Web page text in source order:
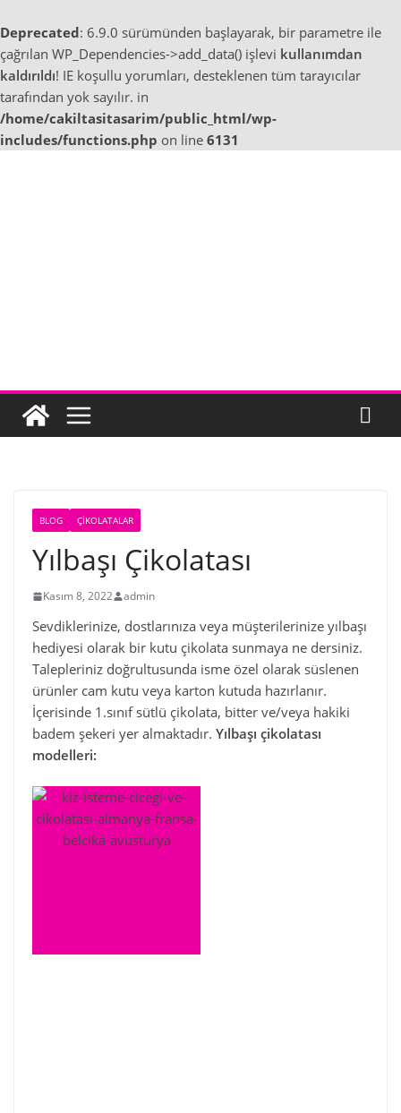
Deprecated: 6.9.0 sürümünden başlayarak, bir parametre ile
çağrılan WP_Dependencies->add_data() işlevi kullanımdan
kaldırıldı! IE koşullu yorumları, desteklenen tüm tarayıcılar
tarafından yok sayılır. in
/home/cakiltasitasarim/public_html/wp-
includes/functions.php on line 6131
BLOG ÇIKOLATALAR
Yılbaşı Çikolatası
Kasım 8, 2022 admin
Sevdiklerinize, dostlarınıza veya müşterilerinize yılbaşı
hediyesi olarak bir kutu çikolata sunmaya ne dersiniz.
Talepleriniz doğrultusunda isme özel olarak süslenen
ürünler cam kutu veya karton kutuda hazırlanır.
İçerisinde 1.sınıf sütlü çikolata, bitter ve/veya hakiki
badem şekeri yer almaktadır. Yılbaşı çikolatası
modelleri: